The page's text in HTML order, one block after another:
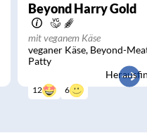
Beyond Harry Gold
mit veganem Käse
veganer Käse Beyond-
Patty
12 6